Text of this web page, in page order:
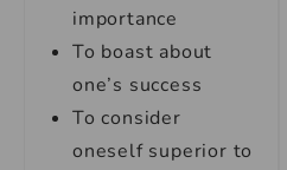
importance
To boast about
one’s success
To consider
oneself superior to